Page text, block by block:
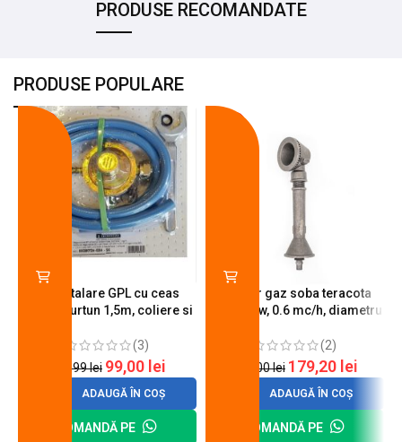
PRODUSE RECOMANDATE
PRODUSE POPULARE
Kit instalare GPL cu ceas
butelie, furtun 1,5m, coliere si
(3)
120,99lei 99,00 lei
ADAUGĂ ÎN COȘ
COMANDĂ PE
Arzator gaz soba teracota
A600, 6 kw, 0.6 mc/h, diametru
(2)
200,00lei 179,20 lei
ADAUGĂ ÎN COȘ
COMANDĂ PE